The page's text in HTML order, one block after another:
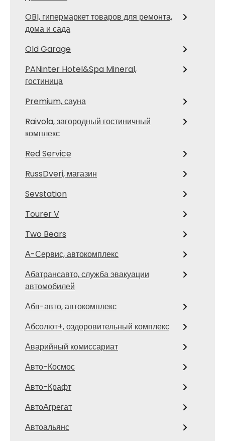
OBI, гипермаркет товаров для ремонта,
дома и сада
Old Garage
PANinter Hotel&Spa Mineral,
гостиница
Premium, сауна
Raivola, загородный гостиничный
комплекс
Red Service
RussDveri, магазин
Sevstation
Tourer V
Two Bears
А-Сервис, автокомплекс
Абатрансавто, служба эвакуации
автомобилей
Абв-авто, автокомплекс
Абсолют+, оздоровительный комплекс
Аварийный комиссариат
Авто-Космос
Авто-Крафт
АвтоАгрегат
Автоальянс